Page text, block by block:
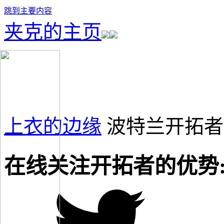
跳到主要内容
夹克的主页
上衣的边缘 波特兰开拓
在线关注开拓者的优